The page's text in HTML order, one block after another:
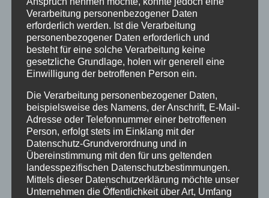
correctness, completeness and topicality of the contents.
As a service provider, we are responsible for our own
content on these pages in accordance with § 5 DDG and
general laws. According to § 5 DDG we are not obliged to
monitor transmitted or stored information from third parties
or to investigate circumstances that indicate illegal activity.
Obligations to remove or block the use of information
according to general laws remain unaffected. However,
liability in this respect is only possible from the time of
knowledge of a concrete infringement. If we become
aware of any such violations, we will remove the content
in question immediately.
Urheberrecht
Die durch die Seitenbetreiber erstellten Inhalte und Werke
Verarbeitung personenbezogener Daten
erforderlich werden. Ist die Verarbeitung
personenbezogener Daten erforderlich und
besteht für eine solche Verarbeitung keine
gesetzliche Grundlage, holen wir generell eine
Einwilligung der betroffenen Person ein.
Die Verarbeitung personenbezogener Daten,
beispielsweise des Namens, der Anschrift, E-Mail-
Adresse oder Telefonnummer einer betroffenen
Person, erfolgt stets im Einklang mit der
Datenschutz-Grundverordnung und in
Übereinstimmung mit den für uns geltenden
landesspezifischen Datenschutzbestimmungen.
Mittels dieser Datenschutzerklärung möchte unser
Unternehmen die Öffentlichkeit über Art, Umfang